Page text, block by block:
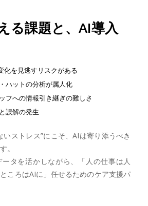
る課題と、AI導入
化を見逃すリスクがある
ハットの分析が属人化
フへの情報引き継ぎの難しさ
誤解の発生
いストレス”にこそ、AIは寄り添うべき
。
タを活かしながら、「人の仕事は人
ころはAIに」任せるためのケア支援パ